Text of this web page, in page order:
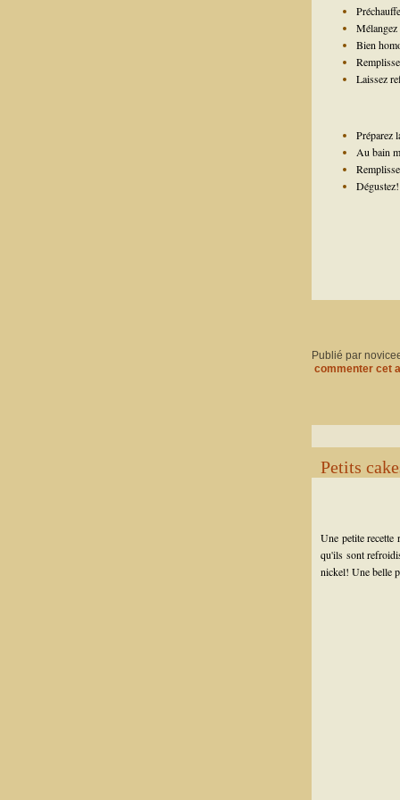
Bien
Laissez
Préparez
Au bain
Dégustez!
Publié par
commenter cet
Petits
Une petite
qu'ils sont
nickel! Une belle